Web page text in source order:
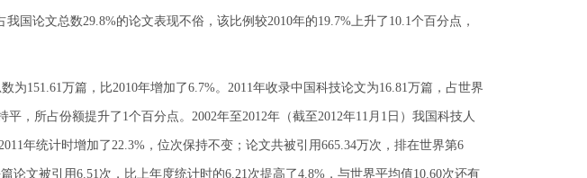
国论文总数29.8%的论文表现不俗，该比例较2010年的19.7%上升了10.1个百分点，
151.61万篇，比2010年增加了6.7%。2011年收录中国科技论文为16.81万篇，占世界
，所占份额提升了1个百分点。2002年至2012年（截至2012年11月1日）我国科技人
年统计时增加了22.3%，位次保持不变；论文共被引用665.34万次，排在世界第6
论文被引用6.51次，比上年度统计时的6.21次提高了4.8%，与世界平均值10.60次还有